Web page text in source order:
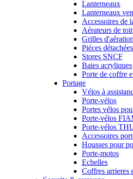
Lanterneaux
Lanterneaux
Accessoires de
Aérateurs de toit
Grilles d'aération
Piéces
Stores SNCF
Baies acryliques
Porte de coffre
Portage
Vélos à
Porte-vélos
Portes vélos
Porte-vélos
Porte-vélos
Accessoires
Housses pour
Porte-motos
Echelles
Coffres arrieres